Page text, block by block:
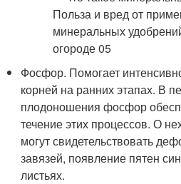
Фосфор. Помогает
корней на ранних этапах. В
плодоношения фосфор
течение этих процессов. О
могут свидетельствовать
завязей, появление пятен
листьях.